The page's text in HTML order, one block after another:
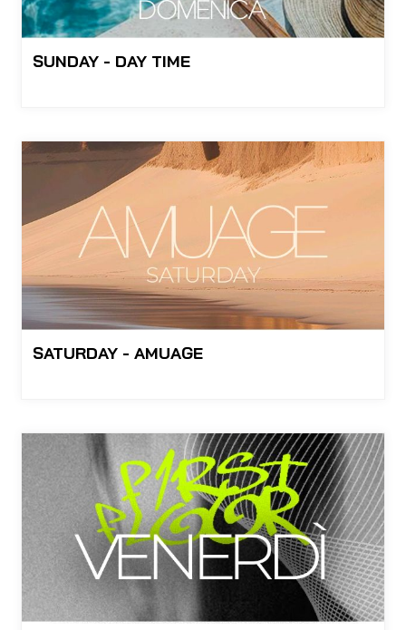
SUNDAY - DAY TIME
SATURDAY - AMUAGE